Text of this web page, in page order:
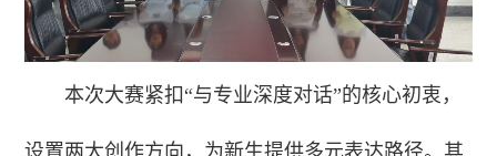
本次大赛紧扣“与专业深度对话”的核心初衷，